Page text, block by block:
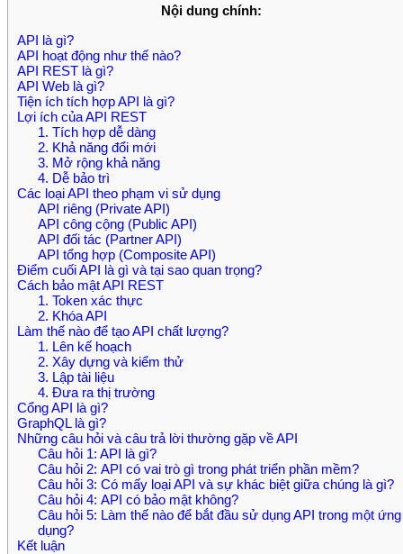
Nội dung chính:
API là gì?
API hoạt động như thế nào?
API REST là gì?
API Web là gì?
Tiện ích tích hợp API là gì?
Lợi ích của API REST
1. Tích hợp dễ dàng
2. Khả năng đổi mới
3. Mở rộng khả năng
4. Dễ bảo trì
Các loại API theo phạm vi sử dụng
API riêng (Private API)
API công cộng (Public API)
API đối tác (Partner API)
API tổng hợp (Composite API)
Điểm cuối API là gì và tại sao quan trọng?
Cách bảo mật API REST
1. Token xác thực
2. Khóa API
Làm thế nào để tạo API chất lượng?
1. Lên kế hoạch
2. Xây dựng và kiểm thử
3. Lập tài liệu
4. Đưa ra thị trường
Cổng API là gì?
GraphQL là gì?
Những câu hỏi và câu trả lời thường gặp về API
Câu hỏi 1: API là gì?
Câu hỏi 2: API có vai trò gì trong phát triển phần mềm?
Câu hỏi 3: Có mấy loại API và sự khác biệt giữa chúng là gì?
Câu hỏi 4: API có bảo mật không?
Câu hỏi 5: Làm thế nào để bắt đầu sử dụng API trong một ứng
dụng?
Kết luận